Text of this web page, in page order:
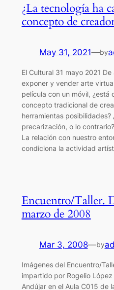
¿La tecnología ha
concepto de
May 31, 2021—by
El Cultural 31 mayo 2021
exponer y vender arte
película con un móvil, ¿está
concepto tradicional de
herramientas posibilidades?
precarización, o lo
La relación con nuestro
condiciona la actividad
Encuentro/Taller.
marzo de 2008
Mar 3, 2008—by
Imágenes del Encuentro/
impartido por Rogelio López
Andújar en el Aula C015 de